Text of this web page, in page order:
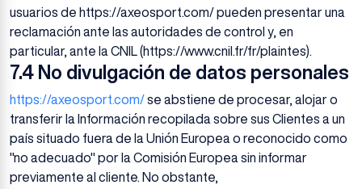
usuarios de https://axeosport.com/ pueden presentar una
reclamación ante las autoridades de control y, en
particular, ante la CNIL (https://www.cnil.fr/fr/plaintes).
7.4 No divulgación de datos personales
https://axeosport.com/se abstiene de procesar, alojar o
transferir la Información recopilada sobre sus Clientes a un
país situado fuera de la Unión Europea o reconocido como
"no adecuado" por la Comisión Europea sin informar
previamente al cliente. No obstante,